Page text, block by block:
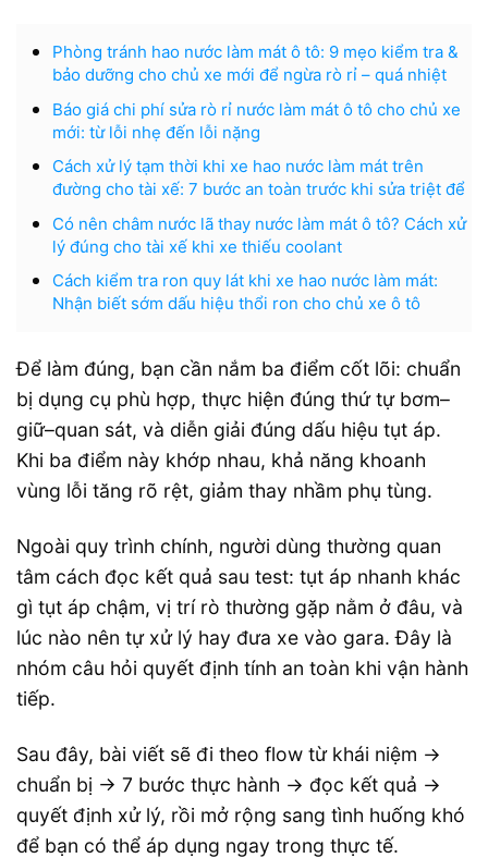
Phòng tránh hao nước làm mát ô tô: 9 mẹo kiểm tra &
bảo dưỡng cho chủ xe mới để ngừa rò rỉ – quá nhiệt
Báo giá chi phí sửa rò rỉ nước làm mát ô tô cho chủ xe
mới: từ lỗi nhẹ đến lỗi nặng
Cách xử lý tạm thời khi xe hao nước làm mát trên
đường cho tài xế: 7 bước an toàn trước khi sửa triệt để
Có nên châm nước lã thay nước làm mát ô tô? Cách xử
lý đúng cho tài xế khi xe thiếu coolant
Cách kiểm tra ron quy lát khi xe hao nước làm mát:
Nhận biết sớm dấu hiệu thổi ron cho chủ xe ô tô
Để làm đúng, bạn cần nắm ba điểm cốt lõi: chuẩn
bị dụng cụ phù hợp, thực hiện đúng thứ tự bơm–
giữ–quan sát, và diễn giải đúng dấu hiệu tụt áp.
Khi ba điểm này khớp nhau, khả năng khoanh
vùng lỗi tăng rõ rệt, giảm thay nhầm phụ tùng.
Ngoài quy trình chính, người dùng thường quan
tâm cách đọc kết quả sau test: tụt áp nhanh khác
gì tụt áp chậm, vị trí rò thường gặp nằm ở đâu, và
lúc nào nên tự xử lý hay đưa xe vào gara. Đây là
nhóm câu hỏi quyết định tính an toàn khi vận hành
tiếp.
Sau đây, bài viết sẽ đi theo flow từ khái niệm →
chuẩn bị → 7 bước thực hành → đọc kết quả →
quyết định xử lý, rồi mở rộng sang tình huống khó
để bạn có thể áp dụng ngay trong thực tế.